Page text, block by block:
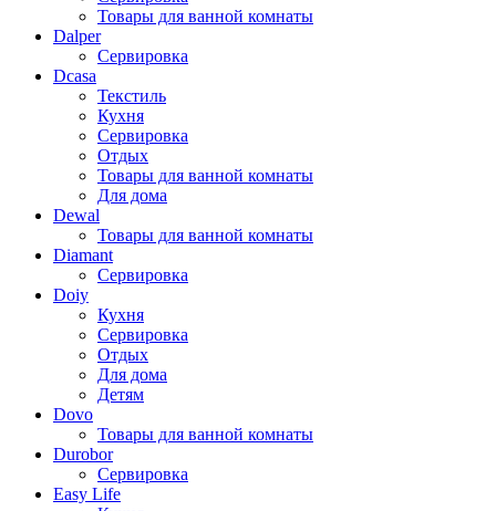
Товары для ванной комнаты
Dalper
Сервировка
Dcasa
Текстиль
Кухня
Сервировка
Отдых
Товары для ванной комнаты
Для дома
Dewal
Товары для ванной комнаты
Diamant
Сервировка
Doiy
Кухня
Сервировка
Отдых
Для дома
Детям
Dovo
Товары для ванной комнаты
Durobor
Сервировка
Easy Life